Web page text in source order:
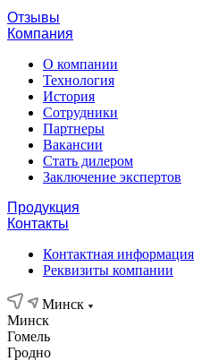
Отзывы
Компания
О компании
Технология
История
Сотрудники
Партнеры
Вакансии
Стать дилером
Заключение экспертов
Продукция
Контакты
Контактная информация
Реквизиты компании
Минск
Минск
Гомель
Гродно